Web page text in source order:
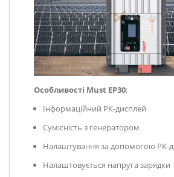
Особливості Must EP30:
Інформаційний РК-дисплей
Сумісність з генератором
Налаштування за допомогою РК-
Налаштовується напруга зарядки